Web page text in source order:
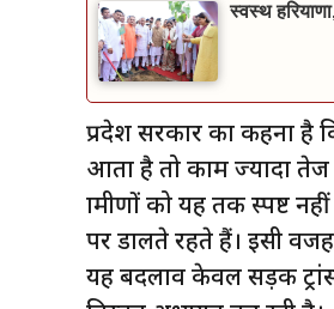
स्वस्थ
प्रदेश सरकार का कहना है
आता है तो काम ज्यादा
ग्रामीणों को यह तक स्पष्ट
पर डालते रहते हैं। इसी
यह बदलाव केवल सड़क